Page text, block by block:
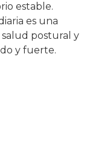
estable.
es una
postural y
y fuerte.